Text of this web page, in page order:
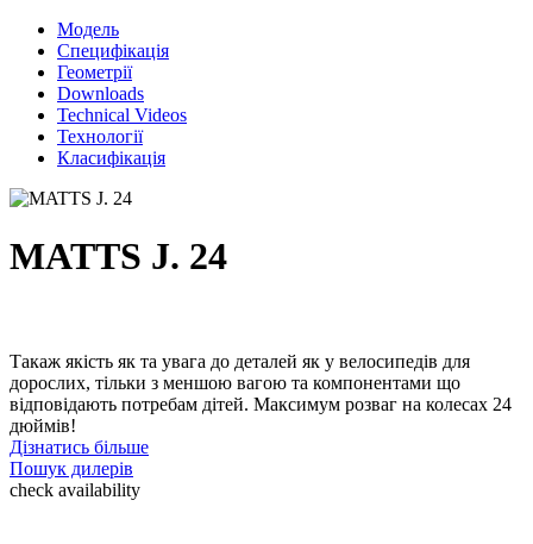
Модель
Специфікація
Геометрії
Downloads
Technical Videos
Технології
Класифікація
MATTS J. 24
Такаж якість як та увага до деталей як у велосипедів для
дорослих, тільки з меншою вагою та компонентами що
відповідають потребам дітей. Максимум розваг на колесах 24
дюймів!
Дізнатись більше
Пошук дилерів
check availability